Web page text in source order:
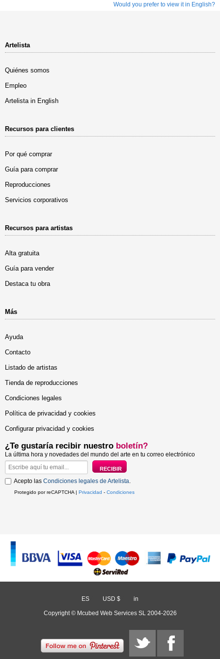
Would you prefer to view it in English?
Artelista
Quiénes somos
Empleo
Artelista in English
Recursos para clientes
Por qué comprar
Guía para comprar
Reproducciones
Servicios corporativos
Recursos para artistas
Alta gratuita
Guía para vender
Destaca tu obra
Más
Ayuda
Contacto
Listado de artistas
Tienda de reproducciones
Condiciones legales
Política de privacidad y cookies
Configurar privacidad y cookies
¿Te gustaría recibir nuestro boletín?
La última hora y novedades del mundo del arte en tu correo electrónico
Acepto las Condiciones legales de Artelista
Protegido por reCAPTCHA | Privacidad - Condiciones
ES USD $ in
Copyright © Mcubed Web Services SL 2004-2026